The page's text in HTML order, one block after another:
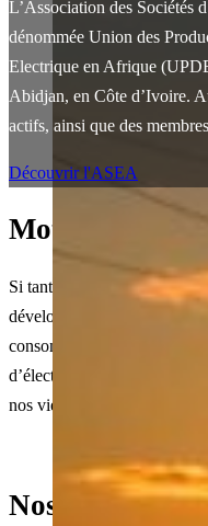
L’Association des Sociétés
dénommée Union des
Electrique en Afrique
Abidjan, en Côte d’Ivoire.
actifs, ainsi que des
Découvrir l'ASEA
Mot du
Si tant est que l’électricité
développement d’un pays
consommée per capita et par
d’électricité dans le monde
nos vies » pour reprendre
Nos Initiatives